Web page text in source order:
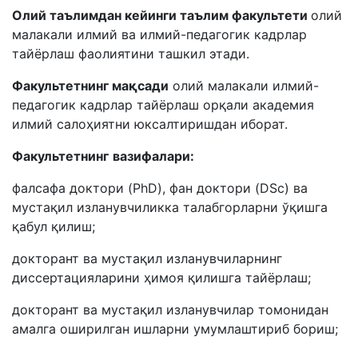
Олий таълимдан кейинги таълим факультети олий
малакали илмий ва илмий-педагогик кадрлар
тайёрлаш фаолиятини ташкил этади.
Факультетнинг мақсади олий малакали илмий-
педагогик кадрлар тайёрлаш орқали академия
илмий салоҳиятни юксалтиришдан иборат.
Факультетнинг вазифалари:
фалсафа доктори (PhD), фан доктори (DSc) ва
мустақил изланувчиликка талабгорларни ўқишга
қабул қилиш;
докторант ва мустақил изланувчиларнинг
диссертацияларини ҳимоя қилишга тайёрлаш;
докторант ва мустақил изланувчилар томонидан
амалга оширилган ишларни умумлаштириб бориш;